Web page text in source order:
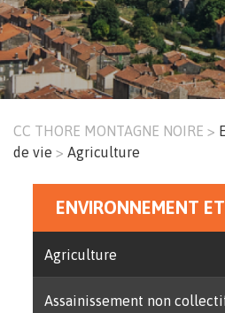
Fil
d'Ariane
CC THORE MONTAGNE NOIRE
de vie
Agriculture
Menu
principal
ENVIRONNEMENT
Agriculture
Assainissement non